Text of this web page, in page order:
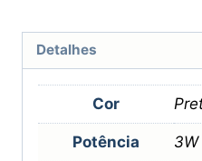
Detalhes
Cor
Potência 3W